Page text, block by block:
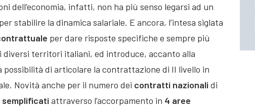
dell’economia, infatti, non ha più senso legarsi ad un
stabilire la dinamica salariale. E ancora, l’intesa siglata
per dare risposte specifiche e sempre più
diversi territori italiani, ed introduce, accanto alla
di articolare la contrattazione di II livello in
Novità anche per il numero dei contratti nazionali di
semplificati attraverso l’accorpamento in 4 aree